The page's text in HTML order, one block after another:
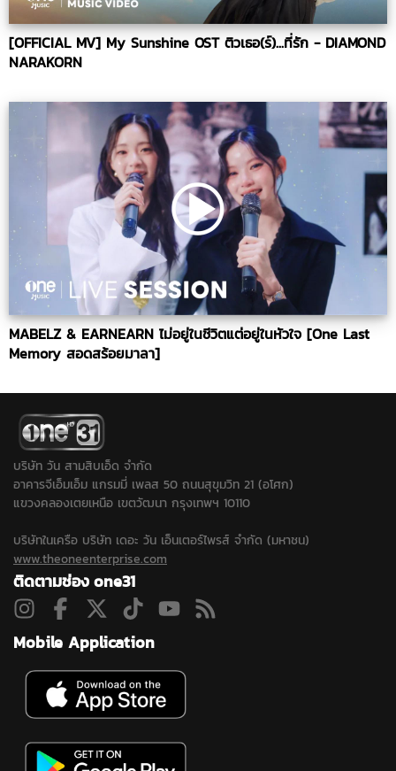
[OFFICIAL MV] My Sunshine OST ติวเธอ(ร์)...ที่รัก - DIAMOND
NARAKORN
MABELZ & EARNEARN ไม่อยู่ในชีวิตแต่อยู่ในหัวใจ [One Last
Memory สอดสร้อยมาลา]
บริษัท วัน สามสิบเอ็ด จำกัด
อาคารจีเอ็มเอ็ม แกรมมี่ เพลส 50 ถนนสุขุมวิท 21 (อโศก)
แขวงคลองเตยเหนือ เขตวัฒนา กรุงเทพฯ 10110
บริษัทในเครือ บริษัท เดอะ วัน เอ็นเตอร์ไพรส์ จำกัด (มหาชน)
www.theoneenterprise.com
ติดตามช่อง one31
Mobile Application